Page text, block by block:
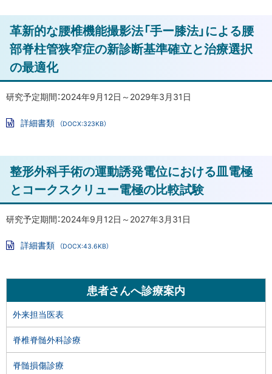
成
績
の
検
討
骨
症
治
療
の
骨
密
骨
度、
骨
代
謝
の
ァ
イ
ル
ト
ッ
プ
に
戻
革新的な腰椎機能撮影法「手ー膝法」による腰
部脊柱管狭窄症の新診断基準確立と治療選択
の最適化
研究予定期間：2024年9月12日～2029年3月31日
ァ
イ
ル
詳細書類 （DOCX:323KB）
ト
プ
に
る
整形外科手術の運動誘発電位における皿電極
とコークスクリュー電極の比較試験
研究予定期間：2024年9月12日～2027年3月31日
ァ
詳細書類 （DOCX:43.6KB）
イ
ド
・
患者さんへ診療案内
外来担当医表
脊椎脊髄外科診療
脊髄損傷診療